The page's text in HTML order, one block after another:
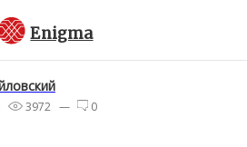
Enigma
3972 — 0